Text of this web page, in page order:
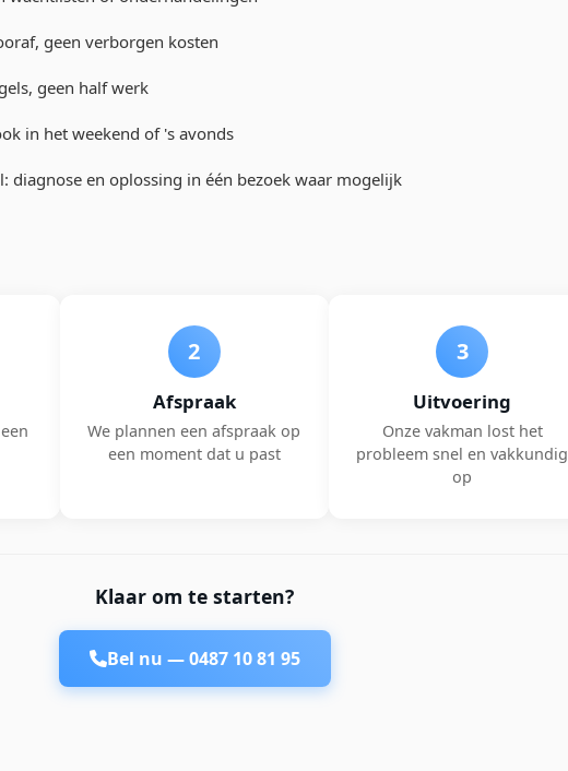
geen verborgen kosten
geen half werk
in het weekend of 's avonds
diagnose en oplossing in één bezoek waar mogelijk
2
Afspraak
We plannen een afspraak op
een moment dat u past
3
Uitvoering
Onze vakman lost het
probleem snel en vakkundig
op
Klaar om te starten?
Bel nu —0487 10 81 95